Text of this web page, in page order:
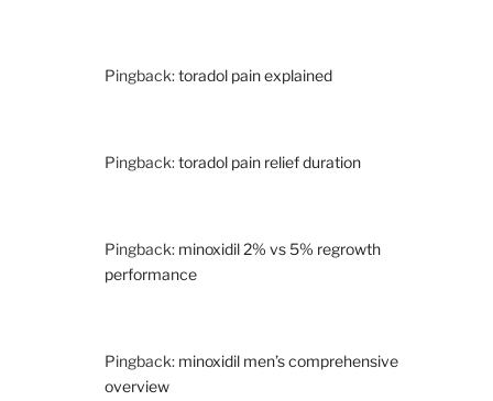
Pingback:toradol pain explained
Pingback:toradol pain relief duration
Pingback: minoxidil 2% vs 5% regrowth
performance
Pingback: minoxidil men’s comprehensive
overview